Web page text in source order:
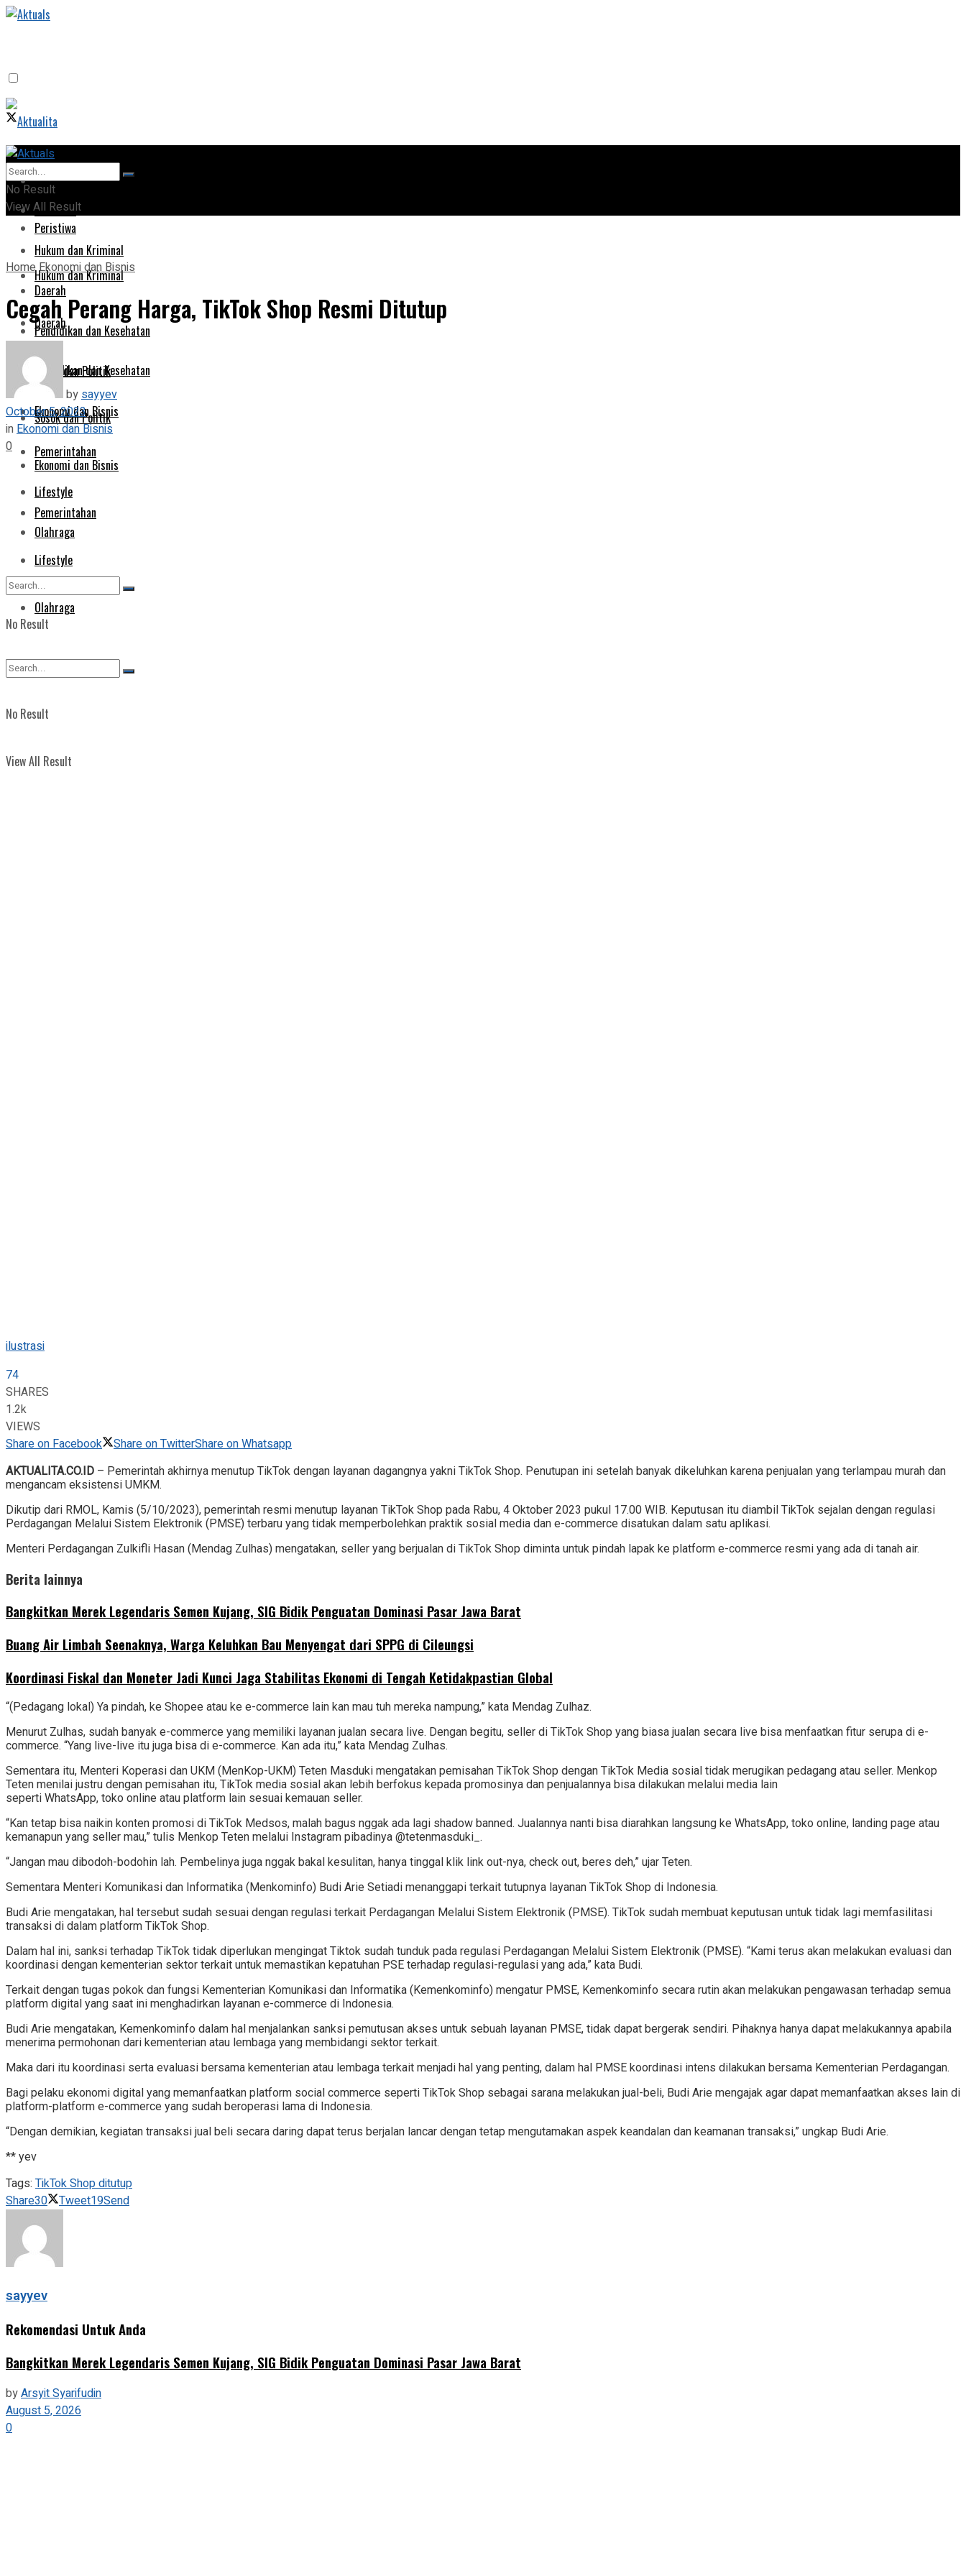
Home
Peristiwa
Hukum dan Kriminal
Daerah
Pendidikan dan Kesehatan
Sosok dan Politik
Ekonomi dan Bisnis
Pemerintahan
Lifestyle
Olahraga
No Result
View All Result
Home
Peristiwa
Hukum dan Kriminal
Daerah
Pendidikan dan Kesehatan
Sosok dan Politik
Ekonomi dan Bisnis
Pemerintahan
Lifestyle
Olahraga
No Result
View All Result
No Result
View All Result
HomeEkonomi dan Bisnis
Cegah Perang Harga, TikTok Shop Resmi Ditutup
bysayyev
October 5, 2023
inEkonomi dan Bisnis
0
ilustrasi
74
SHARES
1.2k
VIEWS
Share on Facebook
Share on TwitterShare on Whatsapp
AKTUALITA.CO.ID – Pemerintah akhirnya menutup TikTok dengan layanan dagangnya yakni TikTok Shop. Penutupan ini setelah banyak dikeluhkan karena penjualan yang terlampau murah dan
mengancam eksistensi UMKM.
Dikutip dari RMOL, Kamis (5/10/2023), pemerintah resmi menutup layanan TikTok Shop pada Rabu, 4 Oktober 2023 pukul 17.00 WIB. Keputusan itu diambil TikTok sejalan dengan regulasi
Perdagangan Melalui Sistem Elektronik (PMSE) terbaru yang tidak memperbolehkan praktik sosial media dan e-commerce disatukan dalam satu aplikasi.
Menteri Perdagangan Zulkifli Hasan (Mendag Zulhas) mengatakan, seller yang berjualan di TikTok Shop diminta untuk pindah lapak ke platform e-commerce resmi yang ada di tanah air.
Berita lainnya
‎Bangkitkan Merek Legendaris Semen Kujang, SIG Bidik Penguatan Dominasi Pasar Jawa Barat
‎Buang Air Limbah Seenaknya, Warga Keluhkan Bau Menyengat dari SPPG di Cileungsi
‎Koordinasi Fiskal dan Moneter Jadi Kunci Jaga Stabilitas Ekonomi di Tengah Ketidakpastian Global
“(Pedagang lokal) Ya pindah, ke Shopee atau ke e-commerce lain kan mau tuh mereka nampung,” kata Mendag Zulhaz.
Menurut Zulhas, sudah banyak e-commerce yang memiliki layanan jualan secara live. Dengan begitu, seller di TikTok Shop yang biasa jualan secara live bisa menfaatkan fitur serupa di e-
commerce. “Yang live-live itu juga bisa di e-commerce. Kan ada itu,” kata Mendag Zulhas.
Sementara itu, Menteri Koperasi dan UKM (MenKop-UKM) Teten Masduki mengatakan pemisahan TikTok Shop dengan TikTok Media sosial tidak merugikan pedagang atau seller. Menkop
Teten menilai justru dengan pemisahan itu, TikTok media sosial akan lebih berfokus kepada promosinya dan penjualannya bisa dilakukan melalui media lain
seperti WhatsApp, toko online atau platform lain sesuai kemauan seller.
“Kan tetap bisa naikin konten promosi di TikTok Medsos, malah bagus nggak ada lagi shadow banned. Jualannya nanti bisa diarahkan langsung ke WhatsApp, toko online, landing page atau
kemanapun yang seller mau,” tulis Menkop Teten melalui Instagram pibadinya @tetenmasduki_.
“Jangan mau dibodoh-bodohin lah. Pembelinya juga nggak bakal kesulitan, hanya tinggal klik link out-nya, check out, beres deh,” ujar Teten.
Sementara Menteri Komunikasi dan Informatika (Menkominfo) Budi Arie Setiadi menanggapi terkait tutupnya layanan TikTok Shop di Indonesia.
Budi Arie mengatakan, hal tersebut sudah sesuai dengan regulasi terkait Perdagangan Melalui Sistem Elektronik (PMSE). TikTok sudah membuat keputusan untuk tidak lagi memfasilitasi
transaksi di dalam platform TikTok Shop.
Dalam hal ini, sanksi terhadap TikTok tidak diperlukan mengingat Tiktok sudah tunduk pada regulasi Perdagangan Melalui Sistem Elektronik (PMSE). “Kami terus akan melakukan evaluasi dan
koordinasi dengan kementerian sektor terkait untuk memastikan kepatuhan PSE terhadap regulasi-regulasi yang ada,” kata Budi.
Terkait dengan tugas pokok dan fungsi Kementerian Komunikasi dan Informatika (Kemenkominfo) mengatur PMSE, Kemenkominfo secara rutin akan melakukan pengawasan terhadap semua
platform digital yang saat ini menghadirkan layanan e-commerce di Indonesia.
Budi Arie mengatakan, Kemenkominfo dalam hal menjalankan sanksi pemutusan akses untuk sebuah layanan PMSE, tidak dapat bergerak sendiri. Pihaknya hanya dapat melakukannya apabila
menerima permohonan dari kementerian atau lembaga yang membidangi sektor terkait.
Maka dari itu koordinasi serta evaluasi bersama kementerian atau lembaga terkait menjadi hal yang penting, dalam hal PMSE koordinasi intens dilakukan bersama Kementerian Perdagangan.
Bagi pelaku ekonomi digital yang memanfaatkan platform social commerce seperti TikTok Shop sebagai sarana melakukan jual-beli, Budi Arie mengajak agar dapat memanfaatkan akses lain di
platform-platform e-commerce yang sudah beroperasi lama di Indonesia.
“Dengan demikian, kegiatan transaksi jual beli secara daring dapat terus berjalan lancar dengan tetap mengutamakan aspek keandalan dan keamanan transaksi,” ungkap Budi Arie.
** yev
Tags: TikTok Shop ditutup
Share30 Tweet19Send
sayyev
Rekomendasi Untuk Anda
‎Bangkitkan Merek Legendaris Semen Kujang, SIG Bidik Penguatan Dominasi Pasar Jawa Barat
byArsyit Syarifudin
August 5, 2026
0